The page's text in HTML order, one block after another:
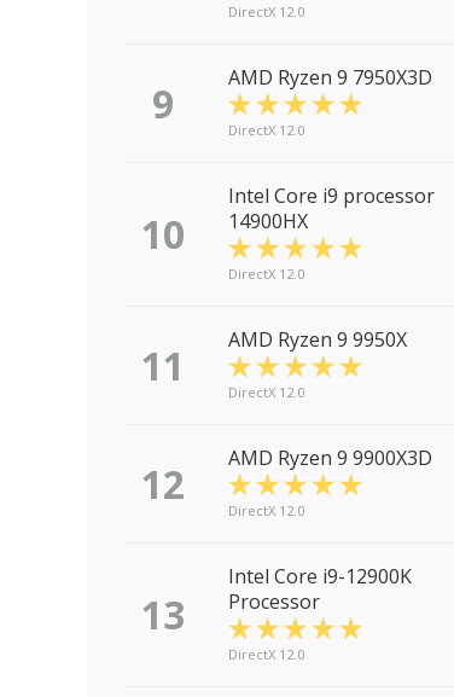
DirectX 12.0
9 AMD Ryzen 9 7950X3D
DirectX 12.0
10
Intel Core i9 processor
14900HX
DirectX 12.0
11 AMD Ryzen 9 9950X
DirectX 12.0
12 AMD Ryzen 9 9900X3D
DirectX 12.0
13
Intel Core i9-12900K
Processor
DirectX 12.0